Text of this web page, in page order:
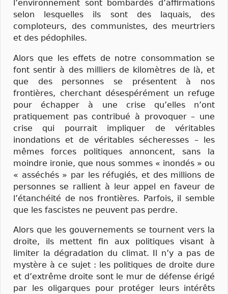
l’environnement sont bombardés d’affirmations
selon lesquelles ils sont des laquais, des
comploteurs, des communistes, des meurtriers
et des pédophiles.
Alors que les effets de notre consommation se
font sentir à des milliers de kilomètres de là, et
que des personnes se présentent à nos
frontières, cherchant désespérément un refuge
pour échapper à une crise qu’elles n’ont
pratiquement pas contribué à provoquer – une
crise qui pourrait impliquer de véritables
inondations et de véritables sécheresses – les
mêmes forces politiques annoncent, sans la
moindre ironie, que nous sommes « inondés » ou
« asséchés » par les réfugiés, et des millions de
personnes se rallient à leur appel en faveur de
l’étanchéité de nos frontières. Parfois, il semble
que les fascistes ne peuvent pas perdre.
Alors que les gouvernements se tournent vers la
droite, ils mettent fin aux politiques visant à
limiter la dégradation du climat. Il n’y a pas de
mystère à ce sujet : les politiques de droite dure
et d’extrême droite sont le mur de défense érigé
par les oligarques pour protéger leurs intérêts